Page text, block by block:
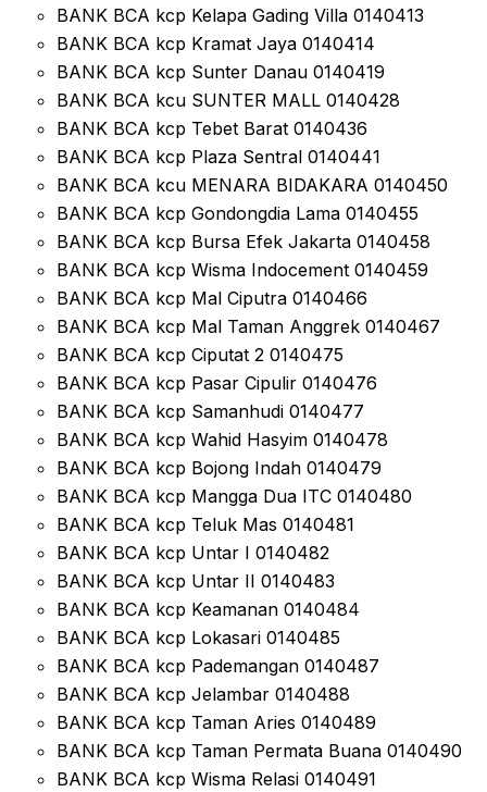
BANK BCA kcp Kelapa Gading Villa 0140413
BANK BCA kcp Kramat Jaya 0140414
BANK BCA kcp Sunter Danau 0140419
BANK BCA kcu SUNTER MALL 0140428
BANK BCA kcp Tebet Barat 0140436
BANK BCA kcp Plaza Sentral 0140441
BANK BCA kcu MENARA BIDAKARA 0140450
BANK BCA kcp Gondongdia Lama 0140455
BANK BCA kcp Bursa Efek Jakarta 0140458
BANK BCA kcp Wisma Indocement 0140459
BANK BCA kcp Mal Ciputra 0140466
BANK BCA kcp Mal Taman Anggrek 0140467
BANK BCA kcp Ciputat 2 0140475
BANK BCA kcp Pasar Cipulir 0140476
BANK BCA kcp Samanhudi 0140477
BANK BCA kcp Wahid Hasyim 0140478
BANK BCA kcp Bojong Indah 0140479
BANK BCA kcp Mangga Dua ITC 0140480
BANK BCA kcp Teluk Mas 0140481
BANK BCA kcp Untar I 0140482
BANK BCA kcp Untar II 0140483
BANK BCA kcp Keamanan 0140484
BANK BCA kcp Lokasari 0140485
BANK BCA kcp Pademangan 0140487
BANK BCA kcp Jelambar 0140488
BANK BCA kcp Taman Aries 0140489
BANK BCA kcp Taman Permata Buana 0140490
BANK BCA kcp Wisma Relasi 0140491